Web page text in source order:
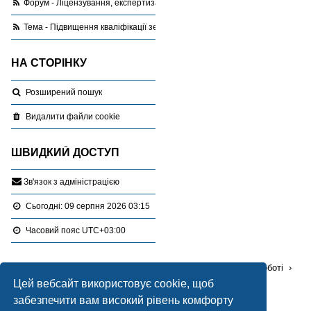
Цей вебсайт використовує cookie, щоб
забезпечити вам високий рівень комфорту
Форум - Ліцензування, експертиза, оціночна діяльність
Тема - Підвищення кваліфікації землевпорядників
НА СТОРІНКУ
Розширений пошук
Видалити файли cookie
ШВИДКИЙ ДОСТУП
Зв'язок з адміністрацією
Сьогодні: 09 серпня 2026 03:15
Часовий пояс UTC+03:00
Проблемні питання в роботі
Ліцензування, експертиза, оціночна діяльність